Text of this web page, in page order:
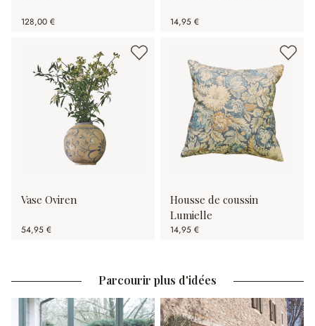
128,00 € 14,95 €
Vase Oviren
54,95 €
Housse de coussin
Lumielle
14,95 €
Parcourir plus d'idées